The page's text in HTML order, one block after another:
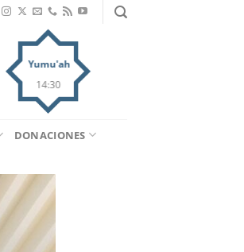
Yumu'ah
14:30
DONACIONES